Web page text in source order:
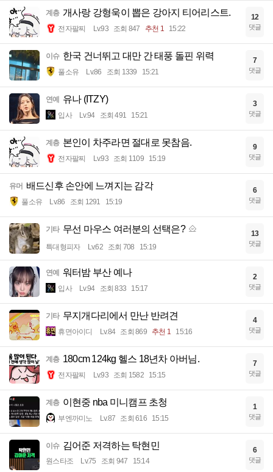
계층 개사랑 강형욱이 뽑은 강아지 티어리스트.
전자팔찌 Lv.93 조회 847 추천 1 15:22
12
댓글
이슈 한국 건너뛰고 대만 간 태풍 돌핀 위력
풀소유 Lv.86 조회 1339 15:21
7
댓글
연예 유나 (ITZY)
입사 Lv.94 조회 491 15:21
3
댓글
계층 본인이 차주라면 절대로 못참음.
전자팔찌 Lv.93 조회 1109 15:19
9
댓글
유머 배드신후 손안에 느껴지는 감각
풀소유 Lv.86 조회 1291 15:19
6
댓글
기타 무선 마우스 여러분의 선택은?
특대형피자 Lv.62 조회 708 15:19
13
댓글
연예 워터밤 부산 예나
입사 Lv.94 조회 833 15:17
2
댓글
기타 무지개다리에서 만난 반려견
휴면아이디 Lv.84 조회 869 추천 1 15:16
4
댓글
계층 180cm 124kg 헬스 18년차 아버님.
전자팔찌 Lv.93 조회 1582 15:15
7
댓글
계층 이현중 nba 미니캠프 초청
부엔까미노 Lv.87 조회 616 15:15
1
댓글
이슈 김어준 저격하는 탁현민
원스타조 Lv.75 조회 947 15:14
6
댓글